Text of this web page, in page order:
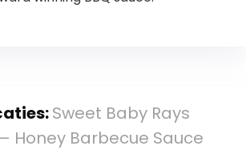
Sweet Baby Rays
Honey Barbecue Sauce